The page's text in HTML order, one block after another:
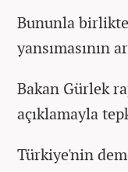
Bununla
yansımasının
Bakan Gürlek
açıklamayla
Türkiye'nin